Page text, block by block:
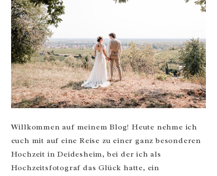
Willkommen auf meinem Blog! Heute nehme ich
euch mit auf eine Reise zu einer ganz besonderen
Hochzeit in Deidesheim, bei der ich als
Hochzeitsfotograf das Glück hatte, ein